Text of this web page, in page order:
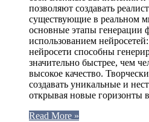
позволяют создавать
существующие в реальном
основные этапы генерации
использованием
нейросети способны
значительно быстрее, чем
высокое качество.
создавать уникальные и
открывая новые горизонты
Read More »